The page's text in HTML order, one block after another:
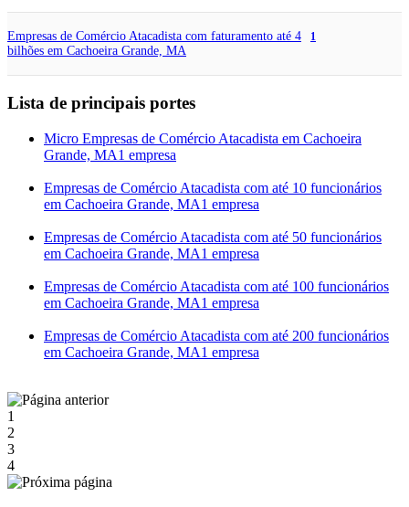
Empresas de Comércio Atacadista com faturamento até 4
bilhões em Cachoeira Grande, MA
1
Lista de principais portes
Micro Empresas de Comércio Atacadista em Cachoeira
Grande, MA1 empresa
Empresas de Comércio Atacadista com até 10 funcionários
em Cachoeira Grande, MA1 empresa
Empresas de Comércio Atacadista com até 50 funcionários
em Cachoeira Grande, MA1 empresa
Empresas de Comércio Atacadista com até 100 funcionários
em Cachoeira Grande, MA1 empresa
Empresas de Comércio Atacadista com até 200 funcionários
em Cachoeira Grande, MA1 empresa
1
2
3
4